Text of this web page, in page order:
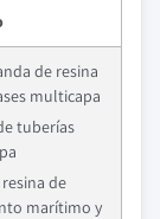
de resina
multicapa
tuberías
de
marítimo y